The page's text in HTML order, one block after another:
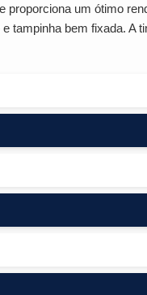
um ótimo
bem fixada.